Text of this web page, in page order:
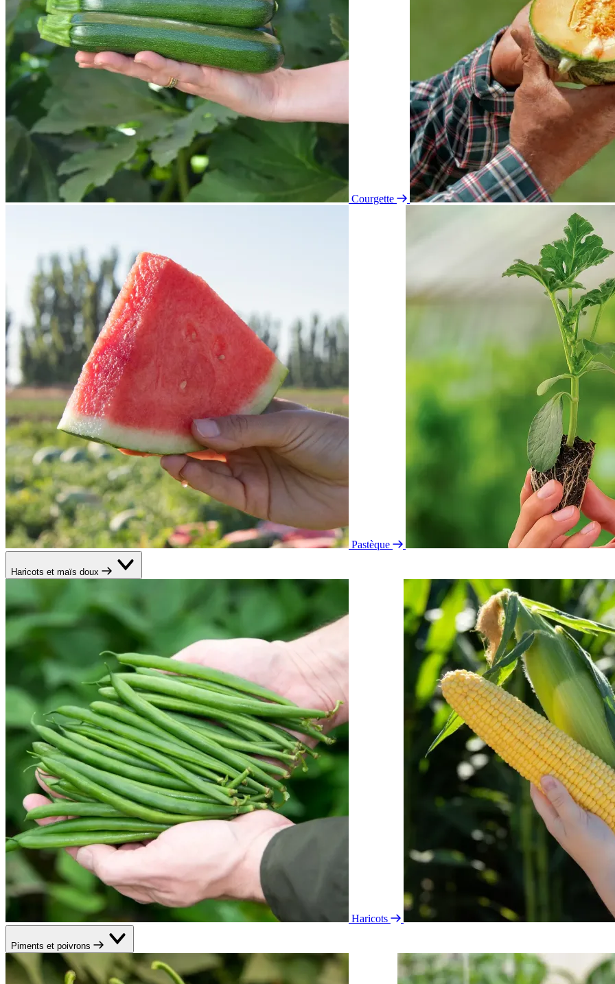
Courgette
Pastèque
Haricots et maïs doux
Haricots
Piments et poivrons